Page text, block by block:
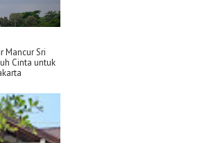
Mancur Sri
Cinta untuk